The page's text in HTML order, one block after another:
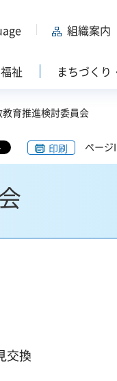
組織案内
祉 まちづくり
育推進検討委員会
印刷 ペー
換